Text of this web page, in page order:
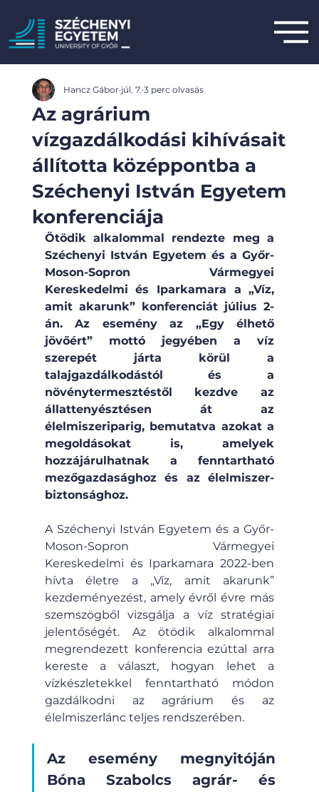
Az agrárium
vízgazdálkodási kihívásait
állította középpontba a
Széchenyi István Egyetem
konferenciája
Hancz Gábor júl. 7. 3 perc olvasás
Ötödik alkalommal rendezte meg a
Széchenyi István Egyetem és a Győr-
Moson-Sopron Vármegyei
Kereskedelmi és Iparkamara a „Víz,
amit akarunk” konferenciát július 2-
án. Az esemény az „Egy élhető
jövőért” mottó jegyében a víz
szerepét járta körül a
talajgazdálkodástól és a
növénytermesztéstől kezdve az
állattenyésztésen át az
élelmiszeriparig, bemutatva azokat a
megoldásokat is, amelyek
hozzájárulhatnak a fenntartható
mezőgazdasághoz és az élelmiszer-
biztonsághoz.
A Széchenyi István Egyetem és a Győr-
Moson-Sopron Vármegyei
Kereskedelmi és Iparkamara 2022-ben
hívta életre a „Víz, amit akarunk”
kezdeményezést, amely évről évre más
szemszögből vizsgálja a víz stratégiai
jelentőségét. Az ötödik alkalommal
megrendezett konferencia ezúttal arra
kereste a választ, hogyan lehet a
vízkészletekkel fenntartható módon
gazdálkodni az agrárium és az
élelmiszerlánc teljes rendszerében.
Az esemény megnyitóján
Bóna Szabolcs agrár- és